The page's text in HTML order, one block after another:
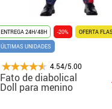
ENTREGA 24H/48H -20%
OFERTA
ÚLTIMAS UNIDADES
4.54/5.00
Fato de diabolical
Doll para menino